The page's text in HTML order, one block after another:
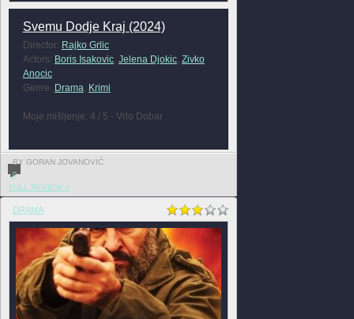
Svemu Dodje Kraj (2024)
Director: Rajko Grlic
Actors: Boris Isakovic, Jelena Djokic, Zivko
Anocic
Genre: Drama, Krimi
Moje mišljenje: 4 / 5 - Vrlo Dobar
BY GORAN JOVANOVIĆ
0
FULL REVIEW »
DRAMA